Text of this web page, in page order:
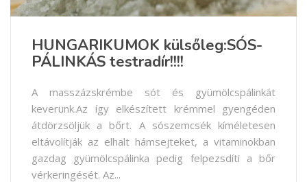
HUNGARIKUMOK külsőleg:SÓS-
PÁLINKÁS testradír!!!!
A masszázskrémbe sót és gyümölcspálinkát
keverünk.Az így elkészített krémmel gyengéden
átdörzsöljük a bőrt. A sószemcsék kíméletesen
eltávolítják az elhalt hámsejteket, a vitaminokban
gazdag gyümölcspálinka pedig felpezsdíti a bőr
vérkeringését. Az...